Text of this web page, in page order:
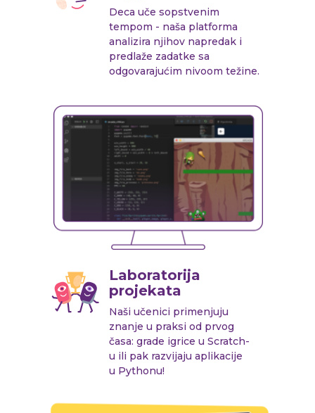
Deca uče sopstvenim
tempom - naša platforma
analizira njihov napredak i
predlaže zadatke sa
odgovarajućim nivoom težine.
Laboratorija
projekata
Naši učenici primenjuju
znanje u praksi od prvog
časa: grade igrice u Scratch-
u ili pak razvijaju aplikacije
u Pythonu!